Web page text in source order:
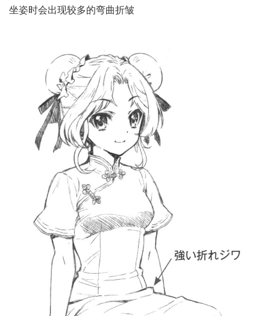
坐姿时会出现较多的弯曲折皱